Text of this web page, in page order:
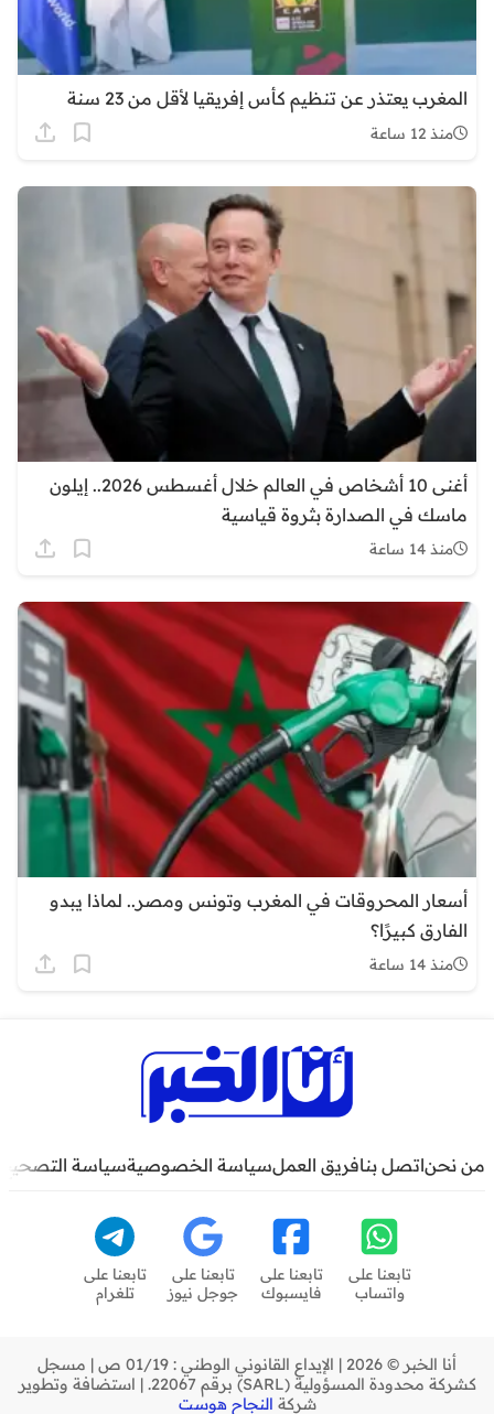
المغرب يعتذر عن تنظيم كأس إفريقيا لأقل من 23 سنة
منذ 12 ساعة
أغنى 10 أشخاص في العالم خلال أغسطس 2026.. إيلون
ماسك في الصدارة بثروة قياسية
منذ 14 ساعة
أسعار المحروقات في المغرب وتونس ومصر.. لماذا يبدو
الفارق كبيرًا؟
منذ 14 ساعة
من نحناتصل بنافريق العملسياسة الخصوصيةسياسة التصحيح
تابعنا على
واتساب
تابعنا على
فايسبوك
تابعنا على
جوجل نيوز
تابعنا على
تلغرام
أنا الخبر © 2026 | الإيداع القانوني الوطني : 01/19 ص | مسجل
كشركة محدودة المسؤولية (SARL) برقم 22067. | استضافة وتطوير
شركة النجاح هوست